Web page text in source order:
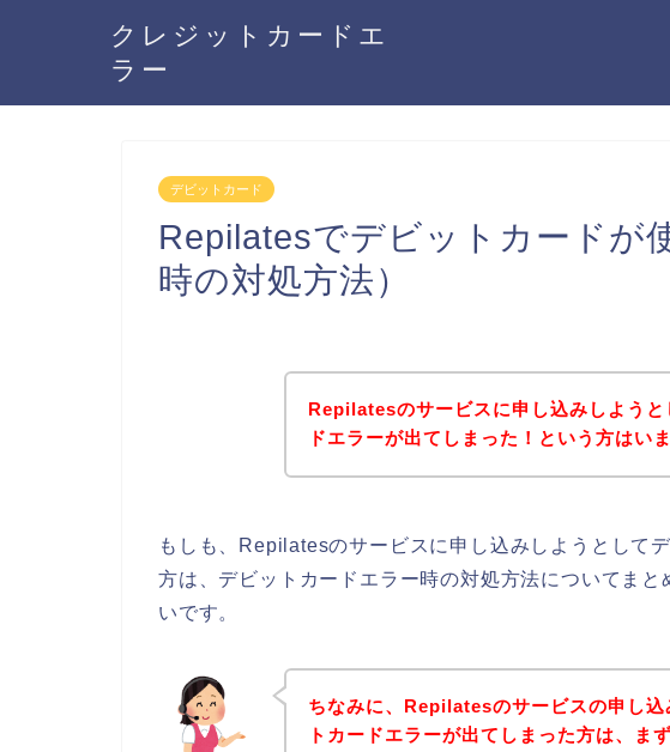
クレジットカードエ
ラー
デビットカード
Repilatesでデビットカードが
時の対処方法）
Repilatesのサービスに申し込みしようと
ドエラーが出てしまった！という方はい
もしも、Repilatesのサービスに申し込みしようとして
方は、デビットカードエラー時の対処方法についてま
いです。
ちなみに、Repilatesのサービスの申し込
トカードエラーが出てしまった方は、ま